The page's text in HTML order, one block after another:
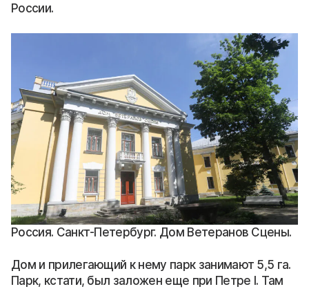
России.
Россия. Санкт-Петербург. Дом Ветеранов Сцены.
Дом и прилегающий к нему парк занимают 5,5 га.
Парк, кстати, был заложен еще при Петре I. Там